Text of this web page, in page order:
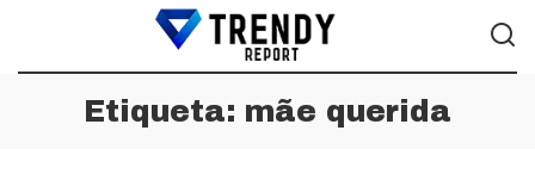
Etiqueta: mãe querida